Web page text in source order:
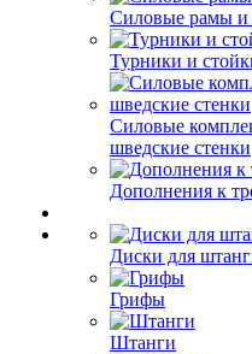
Силовые рамы и
Турники и
Силовые
шведские стенки
Дополнения к
Диски для
Грифы
Штанги